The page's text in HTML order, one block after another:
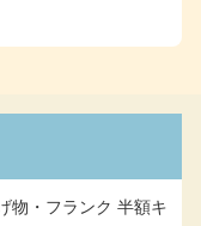
物・フランク 半額キ